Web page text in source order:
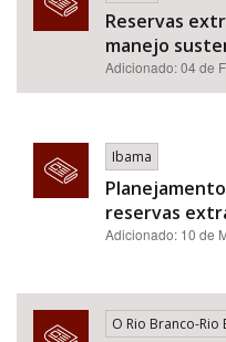
Reservas
manejo
Adicionado: 04 de
Ibama
reservas
Adicionado: 10 de
O Rio Branco-Rio